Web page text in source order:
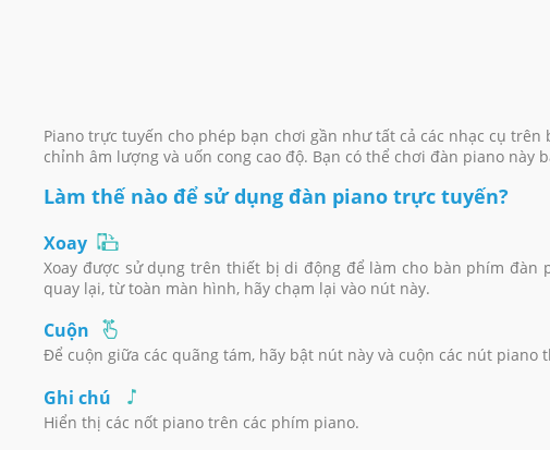
Piano trực tuyến cho phép bạn chơi gần như tất cả các nhạc cụ
chỉnh âm lượng và uốn cong cao độ. Bạn có thể chơi đàn piano
Làm thế nào để sử dụng đàn piano trực tuyến?
Xoay
Xoay được sử dụng trên thiết bị di động để làm cho bàn phím
quay lại, từ toàn màn hình, hãy chạm lại vào nút này.
Cuộn
Để cuộn giữa các quãng tám, hãy bật nút này và cuộn các nút
Ghi chú
Hiển thị các nốt piano trên các phím piano.